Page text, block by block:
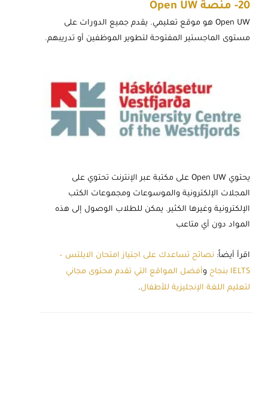
20- منصة Open UW
Open UW هو موقع تعليمي. يقدم جميع الدورات على
مستوى الماجستير المفتوحة لتطوير الموظفين أو تدريبهم.
يحتوي Open UW على مكتبة عبر الإنترنت تحتوي على
المجلات الإلكترونية والموسوعات ومجموعات الكتب
الإلكترونية وغيرها الكثير. يمكن للطلاب الوصول إلى هذه
المواد دون أي متاعب
اقرأ أيضاً: نصائح تساعدك على اجتياز امتحان الايلتس –
IELTS بنجاح
وأفضل المواقع التي تقدم محتوى مجاني
لتعليم اللغة الإنجليزية للأطفال.